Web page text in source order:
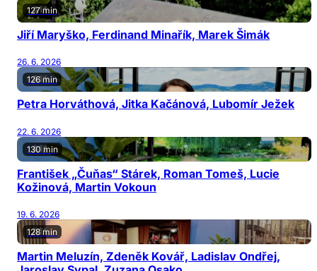
127 min
Jiří Maryško, Ferdinand Minařík, Marek Šimák
26. 6. 2026
126 min
Petra Horváthová, Jitka Kačánová, Lubomír Ježek
22. 6. 2026
130 min
František „Čuňas“ Stárek, Roman Tomeš, Lucie
Kožinová, Martin Vokoun
19. 6. 2026
128 min
Martin Meluzín, Zdeněk Kovář, Ladislav Ondřej,